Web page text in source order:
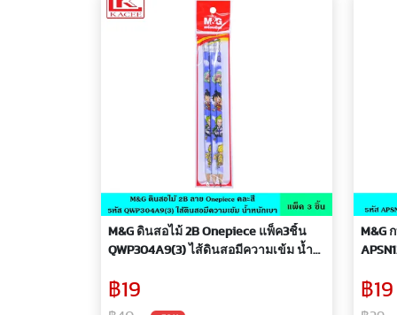
M&G ดินสอไม้ 2B Onepiece แพ็ค3ชิ้น
QWP304A9(3) ไส้ดินสอมีความเข้ม น้ำ
ดินสอสองบี เอ็มแอนด์จี ลายวันพีช
฿19
M&G
สนิม
฿19